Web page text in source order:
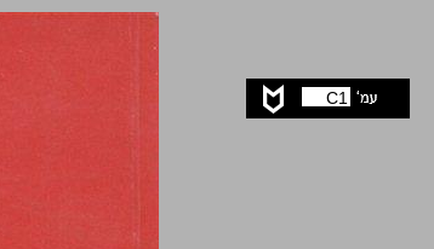
ביקורת נוסח המקרא ... 0